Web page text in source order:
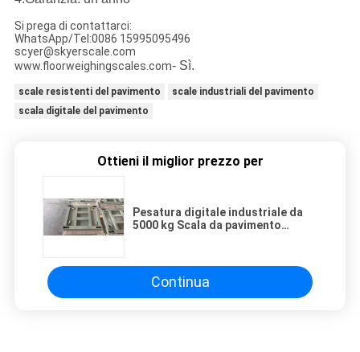
Si prega di contattarci:
WhatsApp/Tel:0086 15995095496
scyer@skyerscale.com
www.floorweighingscales.com- Sì.
scale resistenti del pavimento
scale industriali del pavimento
scala digitale del pavimento
Ottieni il miglior prezzo per
Pesatura digitale industriale da
5000 kg Scala da pavimento
Continua